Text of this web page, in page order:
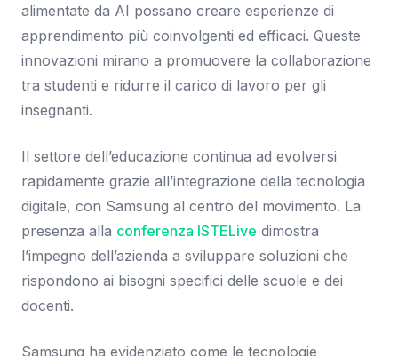
alimentate da AI possano creare esperienze di
apprendimento più coinvolgenti ed efficaci. Queste
innovazioni mirano a promuovere la collaborazione
tra studenti e ridurre il carico di lavoro per gli
insegnanti.
Il settore dell’educazione continua ad evolversi
rapidamente grazie all’integrazione della tecnologia
digitale, con Samsung al centro del movimento. La
presenza alla conferenza ISTELive dimostra
l’impegno dell’azienda a sviluppare soluzioni che
rispondono ai bisogni specifici delle scuole e dei
docenti.
Samsung ha evidenziato come le tecnologie